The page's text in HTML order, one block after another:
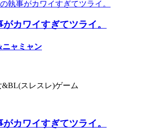
カワイすぎてツライ。
ニャミャン
スレスレ)ゲーム
カワイすぎてツライ。